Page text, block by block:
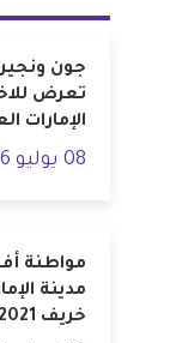
جون
تعرض
الإمارات
08 يوليو 2026
مواطنة
مدينة
خريف 2021